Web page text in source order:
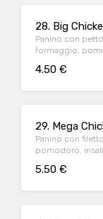
28. Big
Panino con
formaggio,
4.50 €
29. Mega
Panino con
pomodoro,
5.50 €